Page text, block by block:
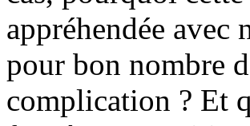
appréhendée avec
pour bon nombre
complication ? Et